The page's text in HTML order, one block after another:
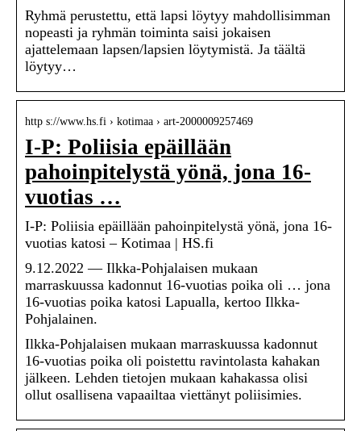
Ryhmä perustettu, että lapsi löytyy mahdollisimman
nopeasti ja ryhmän toiminta saisi jokaisen
ajattelemaan lapsen/lapsien löytymistä. Ja täältä
löytyy…
http s://www.hs.fi › kotimaa › art-2000009257469
I-P: Poliisia epäillään
pahoinpitelystä yönä, jona 16-
vuotias …
I-P: Poliisia epäillään pahoinpitelystä yönä, jona 16-
vuotias katosi – Kotimaa | HS.fi
9.12.2022 — Ilkka-Pohjalaisen mukaan
marraskuussa kadonnut 16-vuotias poika oli … jona
16-vuotias poika katosi Lapualla, kertoo Ilkka-
Pohjalainen.
Ilkka-Pohjalaisen mukaan marraskuussa kadonnut
16-vuotias poika oli poistettu ravintolasta kahakan
jälkeen. Lehden tietojen mukaan kahakassa olisi
ollut osallisena vapaailtaa viettänyt poliisimies.